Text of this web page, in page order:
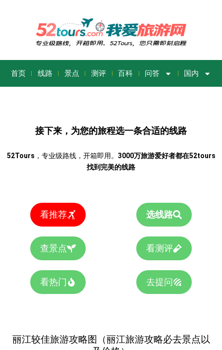
首页 线路 景点 测评 百科 问答 国内
接下来，为您的旅程选一条合适的线路
52Tours ，专业级路线，开箱即用。 3000万旅游爱好者都在52tours
找到完美的线路
看推荐 选线路
查景点 看测评
看热门 去提问
丽江较佳旅游攻略图（丽江旅游攻略必去景点以